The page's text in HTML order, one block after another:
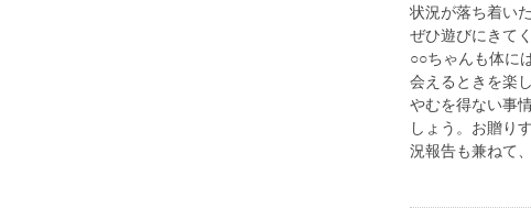
状況が落ち着い
ぜひ遊びにきて
○○ちゃんも体に
会えるときを楽
やむを得ない事
しょう。お贈り
況報告も兼ねて